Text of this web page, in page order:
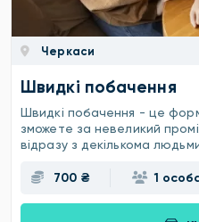
Черкаси
Швидкі побачення
Швидкі побачення - це
зможете за невеликий
відразу з декількома
700 ₴ 1